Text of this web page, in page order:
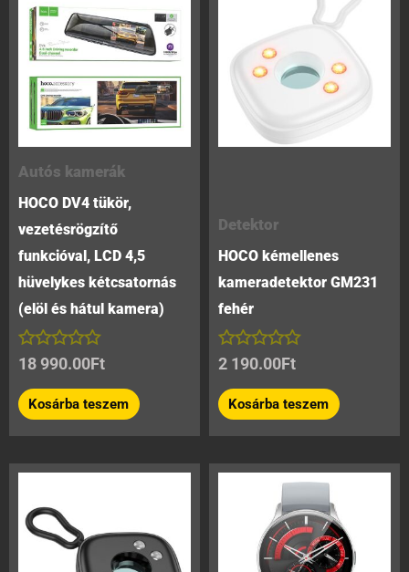
Autós kamerák
HOCO DV4 tükör,
vezetésrögzítő
funkcióval, LCD 4,5
hüvelykes kétcsatornás
(elöl és hátul kamera)
Értékelés:
/
5
18 990.00Ft
Kosárba teszem
Detektor
HOCO kémellenes
kameradetektor GM231
fehér
Értékelés:
/
5
2 190.00Ft
Kosárba teszem